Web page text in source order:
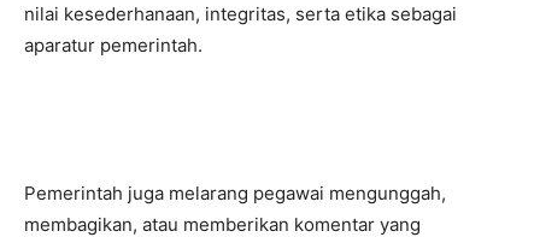
nilai kesederhanaan, integritas, serta etika sebagai
aparatur pemerintah.
Pemerintah juga melarang pegawai mengunggah,
membagikan, atau memberikan komentar yang